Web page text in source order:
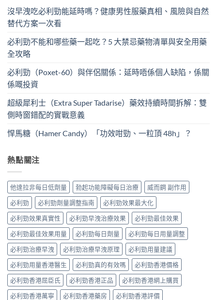
沒早洩吃必利勁能延時嗎？健康男性服藥真相、風險與自然
替代方案一次看
必利勁不能和哪些藥一起吃？5 大禁忌藥物清單與安全用藥
全攻略
必利勁（Poxet-60）與伴侶關係：延時唔係個人缺陷，係關
係嘅投資
超級犀利士（Extra Super Tadarise）藥效持續時間拆解：雙
側時窗錯配的實戰意義
悍馬糖（Hamer Candy）「功效咁勁、一粒頂 48h」？
熱點關注
他達拉非每日低劑量 勃起功能障礙每日治療
威而鋼 副作用
必利勁
必利勁劑量調整指南
必利勁效果最大化
必利勁效果真實性
必利勁早洩治療效果
必利勁最佳效果
必利勁最佳效果用量
必利勁每日劑量
必利勁每日用量調整
必利勁治療早洩
必利勁治療早洩原理
必利勁用量建議
必利勁用量香港醫生
必利勁真的有效嗎
必利勁香港價格
必利勁香港屈臣氏
必利勁香港正品
必利勁香港網上購買
必利勁香港萬寧
必利勁香港藥房
必利勁香港評價